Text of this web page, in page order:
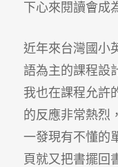
下心來閱讀會成
近年來台灣國小
語為主的課程設
我也在課程允許
的反應非常熱烈
一發現有不懂的
頁就又把書擺回